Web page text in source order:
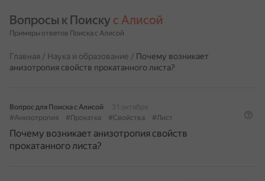
Вопросы к Поиску с Алисой
Примеры ответов Поиска с Алисой
Главная / Наука и образование / Почему возникает
анизотропия свойств прокатанного листа?
Вопрос для Поиска с Алисой
31 октября
#Анизотропия
#Прокатка #Свойства #Лист
Почему возникает анизотропия свойств
прокатанного листа?